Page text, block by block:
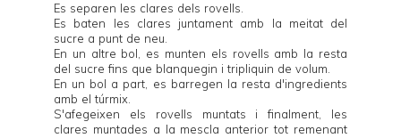
Es separen les clares dels rovells.
Es baten les clares juntament amb la meitat del
sucre a punt de neu.
En un altre bol, es munten els rovells amb la resta
del sucre fins que blanquegin i tripliquin de volum.
En un bol a part, es barregen la resta d'ingredients
amb el túrmix.
S'afegeixen els rovells muntats i finalment, les
clares muntades a la mescla anterior tot remenant